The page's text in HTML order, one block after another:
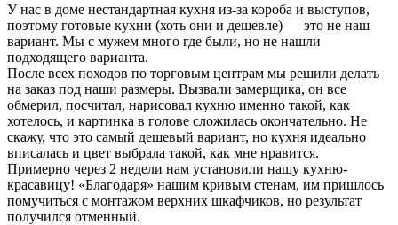
У нас в доме нестандартная кухня из-за короба и выступов,
поэтому готовые кухни (хоть они и дешевле) — это не наш
вариант. Мы с мужем много где были, но не нашли
подходящего варианта.
После всех походов по торговым центрам мы решили делать
на заказ под наши размеры. Вызвали замерщика, он все
обмерил, посчитал, нарисовал кухню именно такой, как
хотелось, и картинка в голове сложилась окончательно. Не
скажу, что это самый дешевый вариант, но кухня идеально
вписалась и цвет выбрала такой, как мне нравится.
Примерно через 2 недели нам установили нашу кухню-
красавицу! «Благодаря» нашим кривым стенам, им пришлось
помучиться с монтажом верхних шкафчиков, но результат
получился отменный.